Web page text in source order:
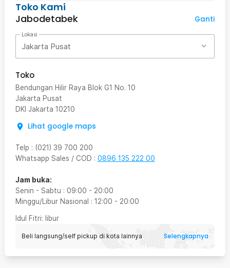
Toko Kami
Jabodetabek
Ganti
Lokasi
Jakarta Pusat
Toko
Bendungan Hilir Raya Blok G1 No. 10
Jakarta Pusat
DKI Jakarta 10210
Lihat google maps
Telp : (021) 39 700 200
Whatsapp Sales / COD : 0896 135 222 00
Jam buka:
Senin - Sabtu : 09:00 - 20:00
Minggu/Libur Nasional : 12:00 - 20:00
Idul Fitri: libur
Beli langsung/self pickup di kota lainnya Selengkapnya